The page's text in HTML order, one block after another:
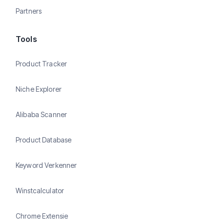
Partners
Tools
Product Tracker
Niche Explorer
Alibaba Scanner
Product Database
Keyword Verkenner
Winstcalculator
Chrome Extensie